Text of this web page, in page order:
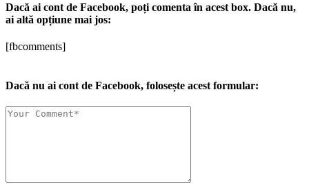
Dacă ai cont de Facebook, poți comenta în acest box. Dacă nu,
ai altă opțiune mai jos:
[fbcomments]
Dacă nu ai cont de Facebook, folosește acest formular: